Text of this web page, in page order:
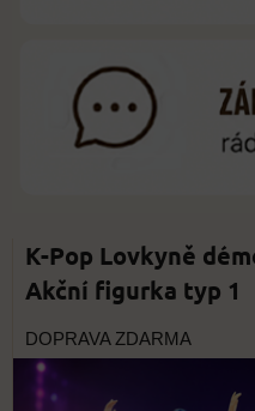
K-Pop Lovkyně
Akční figurka typ 1
DOPRAVA ZDARMA